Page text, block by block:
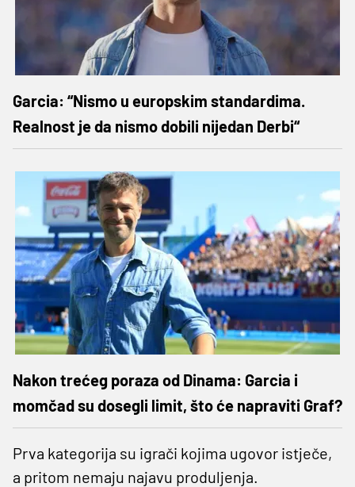
Garcia: “Nismo u europskim standardima.
Realnost je da nismo dobili nijedan Derbi“
Nakon trećeg poraza od Dinama: Garcia i
momčad su dosegli limit, što će napraviti Graf?
Prva kategorija su igrači kojima ugovor istječe,
a pritom nemaju najavu produljenja.